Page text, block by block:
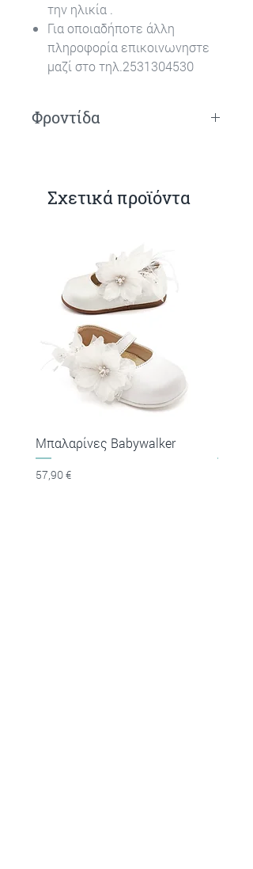
την ηλικία .
Για οποιαδήποτε άλλη
πληροφορία επικοινωνηστε
μαζί στο τηλ.2531304530
Φροντίδα
Σχετικά προϊόντα
Μπαλαρίνες Babywalker
Τιμή
57,90 €